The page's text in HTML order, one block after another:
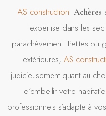
AS construction Achères
expertise dans les
parachèvement. Petites ou
extérieures, AS
judicieusement quant au
d’embellir votre
professionnels s’adapte à